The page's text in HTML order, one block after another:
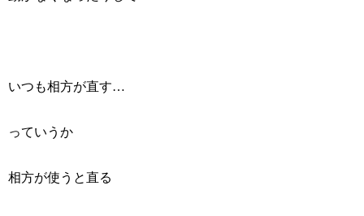
いつも相方が直す…
っていうか
相方が使うと直る